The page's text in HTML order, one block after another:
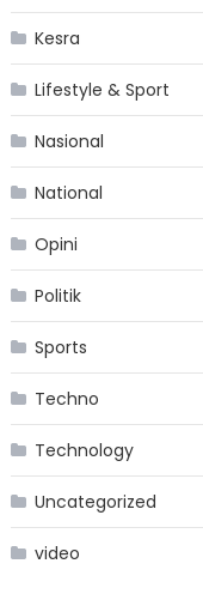
Kesra
Lifestyle & Sport
Nasional
National
Opini
Politik
Sports
Techno
Technology
Uncategorized
video